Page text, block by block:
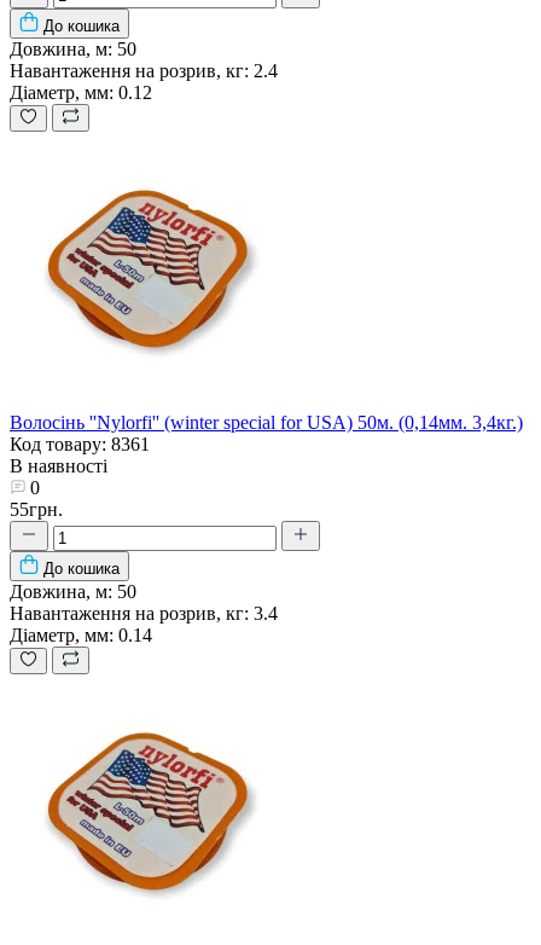
До кошика
Довжина, м: 50
Навантаження на розрив, кг: 2.4
Діаметр, мм: 0.12
Волосінь ''Nylorfi'' (winter special for USA) 50м. (0,14мм. 3,4кг.)
Код товару: 8361
В наявності
0
55грн.
До кошика
Довжина, м: 50
Навантаження на розрив, кг: 3.4
Діаметр, мм: 0.14